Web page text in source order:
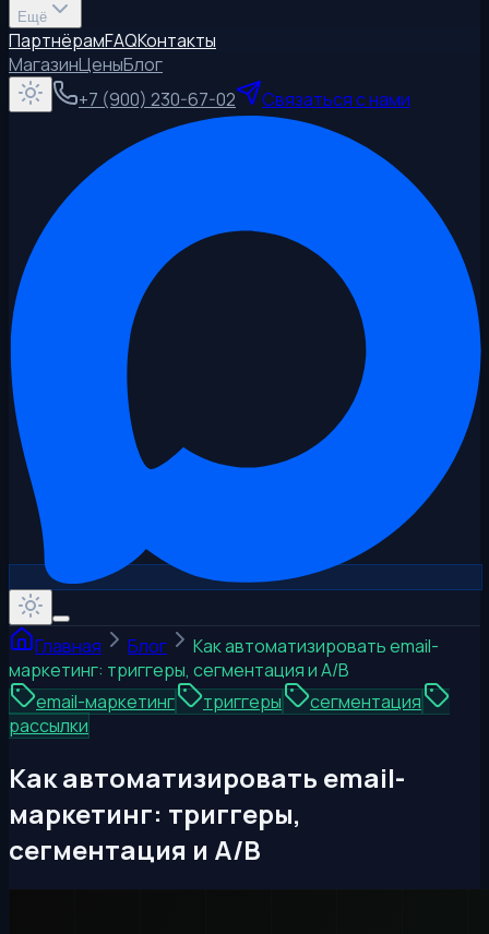
Ещё
ПартнёрамFAQКонтакты
МагазинЦеныБлог
+7 (900) 230-67-02
Связаться с нами
Главная Блог
Как автоматизировать email-
маркетинг: триггеры, сегментация и A/B
email-маркетинг
триггеры
сегментация
рассылки
Как автоматизировать email-
маркетинг: триггеры,
сегментация и A/B